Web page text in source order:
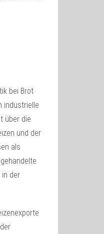
bei Brot
industrielle
über die
und der
als
der